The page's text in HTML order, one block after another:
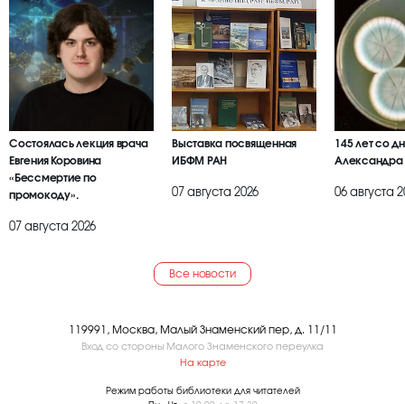
Состоялась лекция врача
Евгения Коровина
«Бессмертие по
промокоду».
07 августа 2026
Выставка посвященная
ИБФМ РАН
07 августа 2026
145 лет со
Александра
06 августа
Все новости
119991, Москва, Малый Знаменский пер, д. 11/11
Вход со стороны Малого Знаменского переулка
На карте
Режим работы библиотеки для читателей